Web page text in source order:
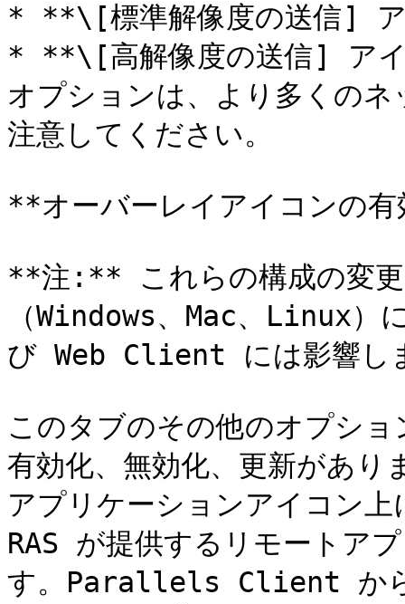
* **\[標準解像度の送信] ア
* **\[高解像度の送信] アイ
オプションは、より多くの
注意してください。
**オーバーレイアイコンの
**注:** これらの構成の変更
（Windows、Mac、Linux）
び Web Client には影響し
このタブのその他のオプシ
有効化、無効化、更新があり
アプリケーションアイコン
RAS が提供するリモートア
す。Parallels Client から